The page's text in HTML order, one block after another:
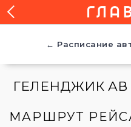
← Расписание
ГЕЛЕНДЖИК
МАРШРУТ